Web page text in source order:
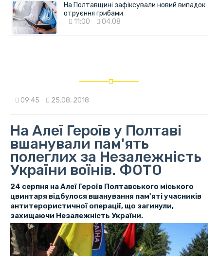
На Полтавщині зафіксували новий випадок
отруєння грибами
11:00
04.08
09:45 25.08. 2018
На Алеї Героїв у Полтаві
вшанували пам'ять
полеглих за Незалежність
України воїнів. ФОТО
24 серпня на Алеї Героїв Полтавського міського
цвинтаря відбулося вшанування пам'яті учасників
антитерористичної операції, що загинули,
захищаючи Незалежність України.